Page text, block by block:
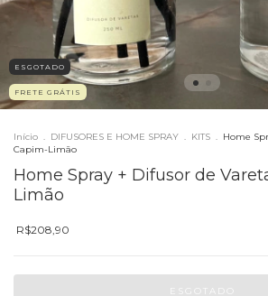
ESGOTADO
FRETE GRÁTIS
Início . DIFUSORES E HOME SPRAY . KITS . Home
Capim-Limão
Home Spray + Difusor de
Limão
R$208,90